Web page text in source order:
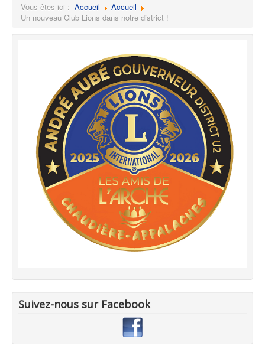
Vous êtes ici : Accueil
Accueil
Un nouveau Club Lions dans notre district !
Suivez-nous sur Facebook